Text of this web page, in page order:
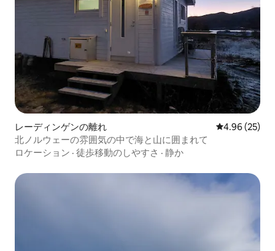
レーディンゲンの離れ レビュー25
4.96 (25)
北ノルウェーの雰囲気の中で海と山に囲まれて
ロケーション · 徒歩移動のしやすさ · 静か